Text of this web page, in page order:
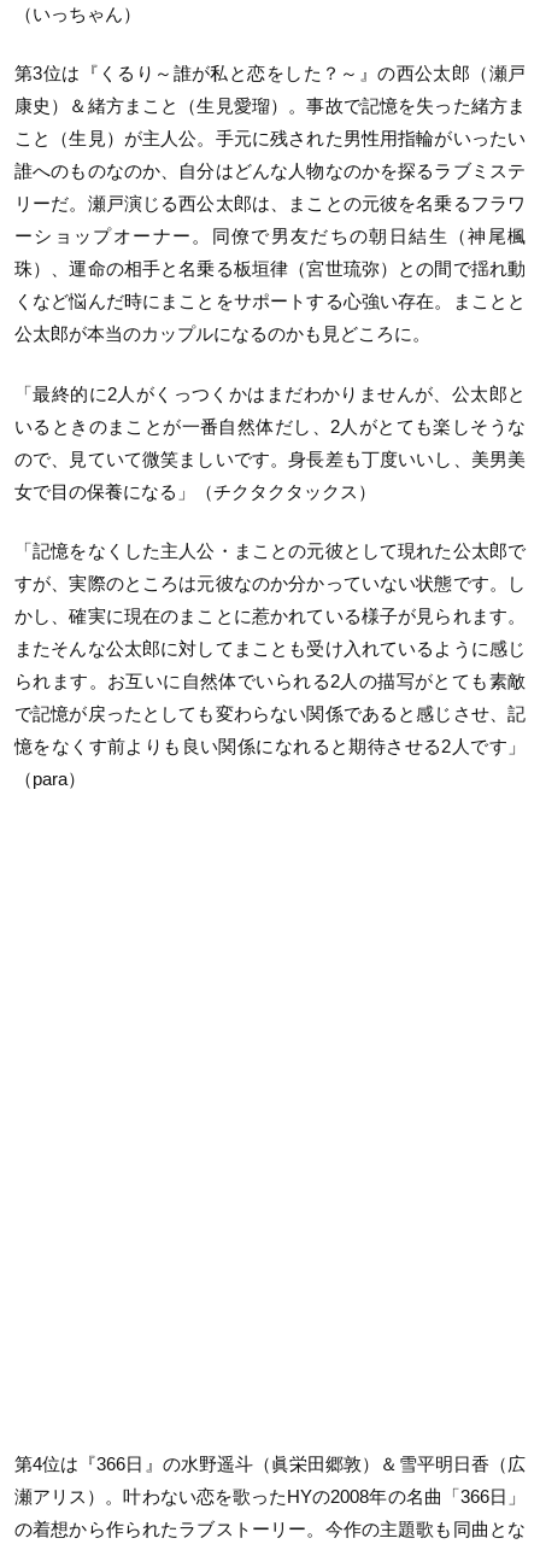
（いっちゃん）
第3位は『くるり～誰が私と恋をした？～』の西公太郎（瀬戸
康史）＆緒方まこと（生見愛瑠）。事故で記憶を失った緒方ま
こと（生見）が主人公。手元に残された男性用指輪がいったい
誰へのものなのか、自分はどんな人物なのかを探るラブミステ
リーだ。瀬戸演じる西公太郎は、まことの元彼を名乗るフラワ
ーショップオーナー。同僚で男友だちの朝日結生（神尾楓
珠）、運命の相手と名乗る板垣律（宮世琉弥）との間で揺れ動
くなど悩んだ時にまことをサポートする心強い存在。まことと
公太郎が本当のカップルになるのかも見どころに。
「最終的に2人がくっつくかはまだわかりませんが、公太郎と
いるときのまことが一番自然体だし、2人がとても楽しそうな
ので、見ていて微笑ましいです。身長差も丁度いいし、美男美
女で目の保養になる」（チクタクタックス）
「記憶をなくした主人公・まことの元彼として現れた公太郎で
すが、実際のところは元彼なのか分かっていない状態です。し
かし、確実に現在のまことに惹かれている様子が見られます。
またそんな公太郎に対してまことも受け入れているように感じ
られます。お互いに自然体でいられる2人の描写がとても素敵
で記憶が戻ったとしても変わらない関係であると感じさせ、記
憶をなくす前よりも良い関係になれると期待させる2人です」
（para）
第4位は『366日』の水野遥斗（眞栄田郷敦）＆雪平明日香（広
瀬アリス）。叶わない恋を歌ったHYの2008年の名曲「366日」
の着想から作られたラブストーリー。今作の主題歌も同曲とな